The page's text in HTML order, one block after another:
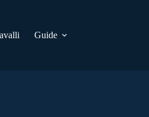
Guide